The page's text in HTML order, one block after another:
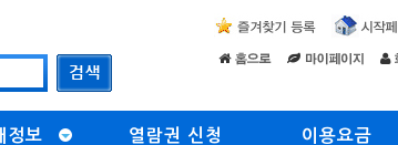
정보 열람권 신청 이용요금